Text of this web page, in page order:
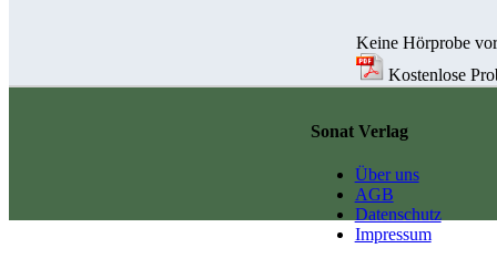
Keine Hörprobe
Kostenlose
Sonat Verlag
Über uns
AGB
Datenschutz
Impressum